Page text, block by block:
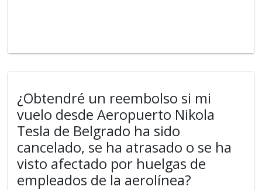
¿Obtendré un reembolso si mi
vuelo desde Aeropuerto Nikola
Tesla de Belgrado ha sido
cancelado, se ha atrasado o se ha
visto afectado por huelgas de
empleados de la aerolínea?